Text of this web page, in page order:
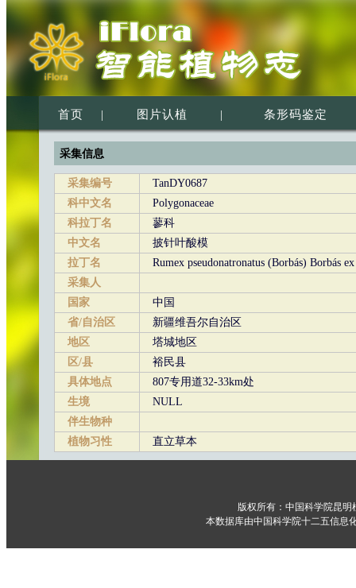
首页 | 图片认植 | 条形码鉴定
采集信息
采集编号
TanDY0687
科中文名
Polygonaceae
科拉丁名
蓼科
中文名
披针叶酸模
拉丁名
Rumex pseudonatronatus (Borbás) Borbás
采集人
国家
中国
省/自治区
新疆维吾尔自治区
地区
塔城地区
区/县
裕民县
具体地点
807专用道32-33km处
生境
NULL
伴生物种
植物习性
直立草本
版权所有：中国科学院昆
本数据库由中国科学院十二五信息